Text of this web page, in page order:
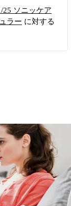
25 ソニッケア
ラー に対する